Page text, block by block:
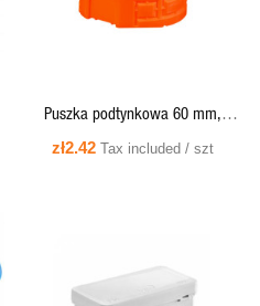
Puszka podtynkowa 60 mm,
szeregowa, ekstra - głęboka 80
zł2.42 Tax included / szt
QUICK VIEW